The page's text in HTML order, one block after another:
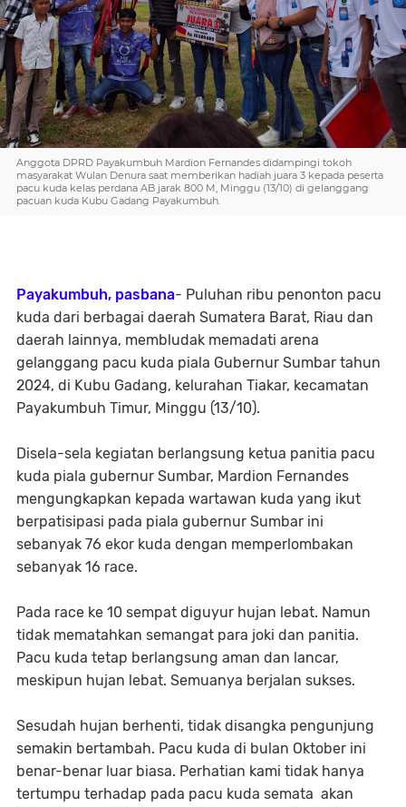
Anggota DPRD Payakumbuh Mardion Fernandes didampingi tokoh
masyarakat Wulan Denura saat memberikan hadiah juara 3 kepada peserta
pacu kuda kelas perdana AB jarak 800 M, Minggu (13/10) di gelanggang
pacuan kuda Kubu Gadang Payakumbuh.
Payakumbuh, pasbana- Puluhan ribu penonton pacu
kuda dari berbagai daerah Sumatera Barat, Riau dan
daerah lainnya, membludak memadati arena
gelanggang pacu kuda piala Gubernur Sumbar tahun
2024, di Kubu Gadang, kelurahan Tiakar, kecamatan
Payakumbuh Timur, Minggu (13/10).
Disela-sela kegiatan berlangsung ketua panitia pacu
kuda piala gubernur Sumbar, Mardion Fernandes
mengungkapkan kepada wartawan kuda yang ikut
berpatisipasi pada piala gubernur Sumbar ini
sebanyak 76 ekor kuda dengan memperlombakan
sebanyak 16 race.
Pada race ke 10 sempat diguyur hujan lebat. Namun
tidak mematahkan semangat para joki dan panitia.
Pacu kuda tetap berlangsung aman dan lancar,
meskipun hujan lebat. Semuanya berjalan sukses.
Sesudah hujan berhenti, tidak disangka pengunjung
semakin bertambah. Pacu kuda di bulan Oktober ini
benar-benar luar biasa. Perhatian kami tidak hanya
tertumpu terhadap pada pacu kuda semata akan